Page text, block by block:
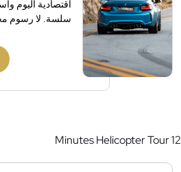
اقتصادية اليوم
سلسة. لا رسوم
12 Minutes Helicopter Tour